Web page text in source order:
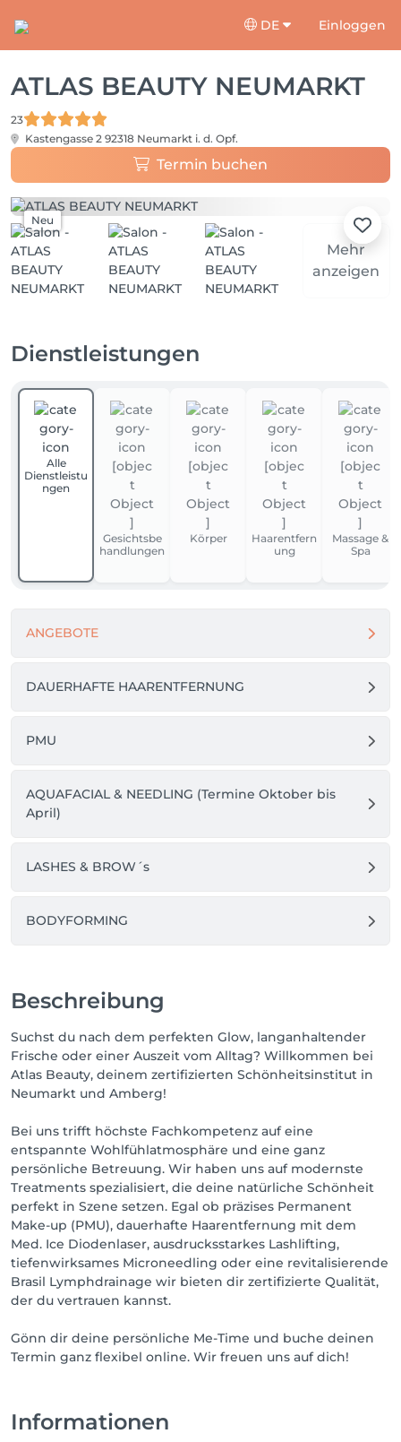
DE Einloggen
ATLAS BEAUTY NEUMARKT
23
Kastengasse 2 92318 Neumarkt i. d. Opf.
Termin buchen
Neu
Mehr
anzeigen
Dienstleistungen
Alle
Dienstleistu
ngen
Gesichtsbe
handlungen
Körper
Haarentfern
ung
Massage &
Spa
ANGEBOTE
DAUERHAFTE HAARENTFERNUNG
PMU
AQUAFACIAL & NEEDLING (Termine Oktober bis
April)
LASHES & BROW´s
BODYFORMING
Beschreibung
Suchst du nach dem perfekten Glow, langanhaltender
Frische oder einer Auszeit vom Alltag? Willkommen bei
Atlas Beauty, deinem zertifizierten Schönheitsinstitut in
Neumarkt und Amberg!
Bei uns trifft höchste Fachkompetenz auf eine
entspannte Wohlfühlatmosphäre und eine ganz
persönliche Betreuung. Wir haben uns auf modernste
Treatments spezialisiert, die deine natürliche Schönheit
perfekt in Szene setzen. Egal ob präzises Permanent
Make-up (PMU), dauerhafte Haarentfernung mit dem
Med. Ice Diodenlaser, ausdrucksstarkes Lashlifting,
tiefenwirksames Microneedling oder eine revitalisierende
Brasil Lymphdrainage wir bieten dir zertifizierte Qualität,
der du vertrauen kannst.
Gönn dir deine persönliche Me-Time und buche deinen
Termin ganz flexibel online. Wir freuen uns auf dich!
Informationen